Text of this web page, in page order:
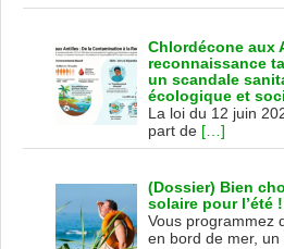
Chlordécone aux
reconnaissance
un scandale
écologique et
La loi du 12 juin
part de […]
(Dossier) Bien
solaire pour l’été !
Vous programmez
en bord de mer, un